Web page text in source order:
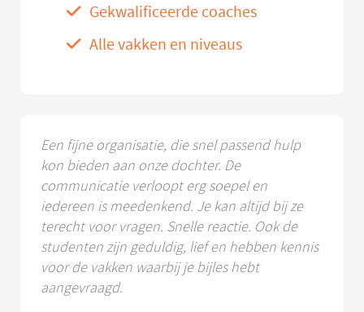
Gekwalificeerde coaches
Alle vakken en niveaus
Een fijne organisatie, die snel passend hulp
kon bieden aan onze dochter. De
communicatie verloopt erg soepel en
iedereen is meedenkend. Je kan altijd bij ze
terecht voor vragen. Snelle reactie. Ook de
studenten zijn geduldig, lief en hebben kennis
voor de vakken waarbij je bijles hebt
aangevraagd.